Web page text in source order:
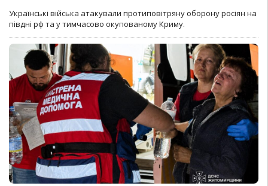
Українські війська атакували протиповітряну оборону росіян на
півдні рф та у тимчасово окупованому Криму.